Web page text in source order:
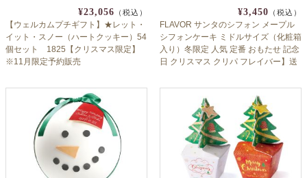
¥23,056 （税込）
【ウェルカムプチギフト】★レット・
イット・スノー（ハートクッキー）54
個セット 1825【クリスマス限定】
※11月限定予約販売
¥3,450 （税込）
FLAVOR サンタのシフォン メープル
シフォンケーキ ミドルサイズ（化粧箱
入り）冬限定 人気 定番 おもたせ 記念
日 クリスマス クリパ フレイバー】送